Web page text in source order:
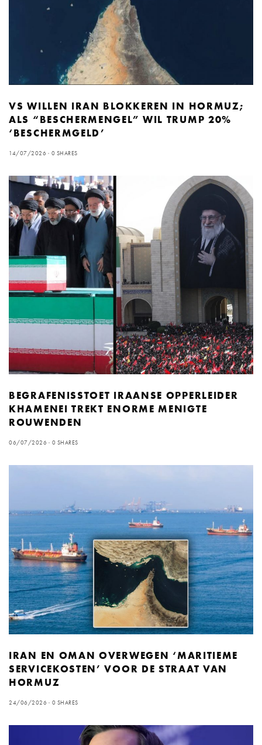
VS WILLEN IRAN BLOKKEREN IN HORMUZ;
ALS “BESCHERMENGEL” WIL TRUMP 20%
‘BESCHERMGELD’
14/07/2026 0 SHARES
BEGRAFENISSTOET IRAANSE OPPERLEIDER
KHAMENEI TREKT ENORME MENIGTE
ROUWENDEN
06/07/2026 0 SHARES
IRAN EN OMAN OVERWEGEN ‘MARITIEME
SERVICEKOSTEN’ VOOR DE STRAAT VAN
HORMUZ
24/06/2026 0 SHARES